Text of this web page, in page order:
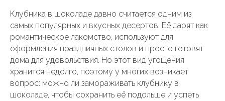
Клубника в шоколаде давно считается одним из
самых популярных и вкусных десертов. Её дарят как
романтическое лакомство, используют для
оформления праздничных столов и просто готовят
дома для удовольствия. Но этот вид угощения
хранится недолго, поэтому у многих возникает
вопрос: можно ли замораживать клубнику в
шоколаде, чтобы сохранить её подольше и успеть